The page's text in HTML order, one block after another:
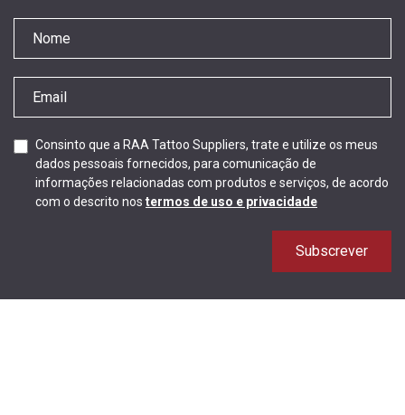
Consinto que a RAA Tattoo Suppliers, trate e utilize os meus
dados pessoais fornecidos, para comunicação de
informações relacionadas com produtos e serviços, de acordo
com o descrito nos termos de uso e privacidade
Subscrever